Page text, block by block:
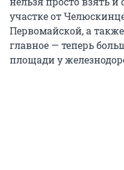
участке от
Первомайской, а
главное — теперь
площади у